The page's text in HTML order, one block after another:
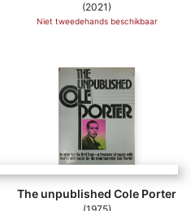
(2021)
Niet tweedehands beschikbaar
The unpublished Cole Porter